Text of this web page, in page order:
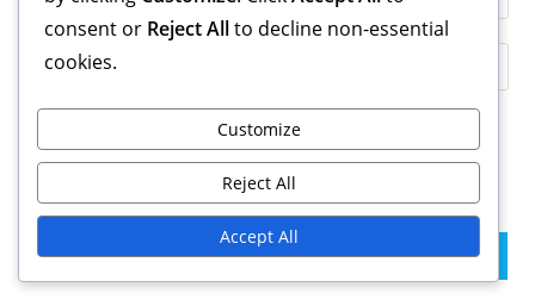
username
your
address
to
Enter
website
URL
Save my name, email, and website in this browser for the
consent or Reject Allto decline non-essential
cookies.
Customize
Reject All
Accept All